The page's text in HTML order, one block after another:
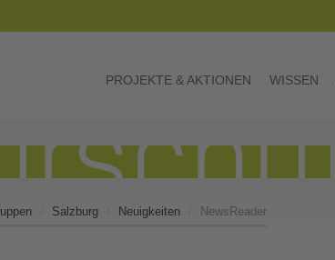
PROJEKTE & AKTIONEN WISSEN
Salzburg Neuigkeiten NewsReader